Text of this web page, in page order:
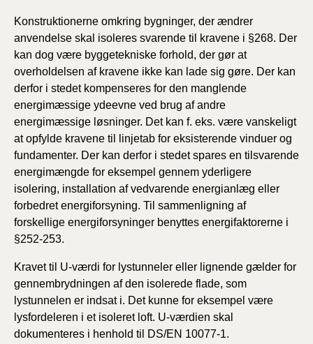
Konstruktionerne omkring bygninger, der ændrer
anvendelse skal isoleres svarende til kravene i §268. Der
kan dog være byggetekniske forhold, der gør at
overholdelsen af kravene ikke kan lade sig gøre. Der kan
derfor i stedet kompenseres for den manglende
energimæssige ydeevne ved brug af andre
energimæssige løsninger. Det kan f. eks. være vanskeligt
at opfylde kravene til linjetab for eksisterende vinduer og
fundamenter. Der kan derfor i stedet spares en tilsvarende
energimængde for eksempel gennem yderligere
isolering, installation af vedvarende energianlæg eller
forbedret energiforsyning. Til sammenligning af
forskellige energiforsyninger benyttes energifaktorerne i
§252-253.
Kravet til U-værdi for lystunneler eller lignende gælder for
gennembrydningen af den isolerede flade, som
lystunnelen er indsat i. Det kunne for eksempel være
lysfordeleren i et isoleret loft. U-værdien skal
dokumenteres i henhold til DS/EN 10077-1.